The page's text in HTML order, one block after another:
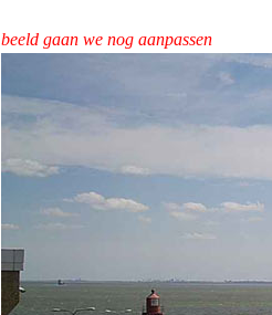
beeld gaan we nog aanpassen